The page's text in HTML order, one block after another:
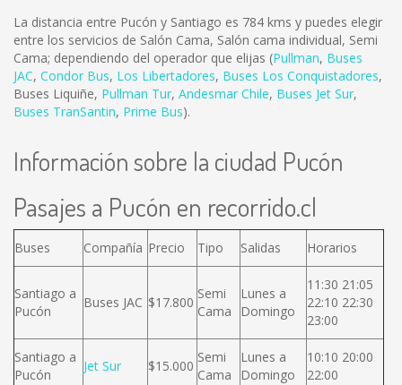
La distancia entre Pucón y Santiago es 784 kms y puedes elegir
entre los servicios de Salón Cama, Salón cama individual, Semi
Cama; dependiendo del operador que elijas (Pullman, Buses
JAC, Condor Bus, Los Libertadores, Buses Los Conquistadores,
Buses Liquiñe, Pullman Tur, Andesmar Chile, Buses Jet Sur,
Buses TranSantin, Prime Bus).
Información sobre la ciudad Pucón
Pasajes a Pucón en recorrido.cl
Buses Compañía Precio Tipo Salidas Horarios
Santiago a
Pucón
Buses JAC $17.800
Semi
Cama
Lunes a
Domingo
11:30 21:05
22:10 22:30
23:00
Santiago a
Pucón
Jet Sur $15.000
Semi
Cama
Lunes a
Domingo
10:10 20:00
22:00